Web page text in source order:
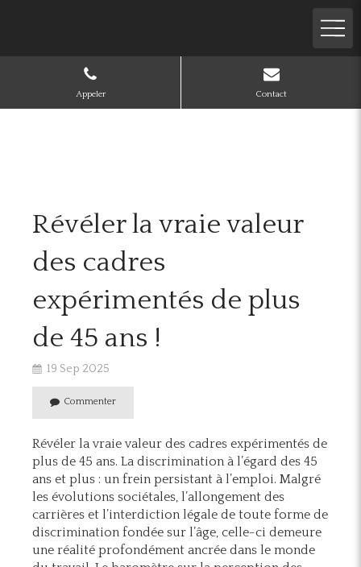
Appeler Contact
Révéler la vraie valeur
des cadres
expérimentés de plus
de 45 ans !
19 Sep 2025
Commenter
Révéler la vraie valeur des cadres expérimentés de
plus de 45 ans. La discrimination à l’égard des 45
ans et plus : un frein persistant à l’emploi. Malgré
les évolutions sociétales, l’allongement des
carrières et l’interdiction légale de toute forme de
discrimination fondée sur l’âge, celle-ci demeure
une réalité profondément ancrée dans le monde